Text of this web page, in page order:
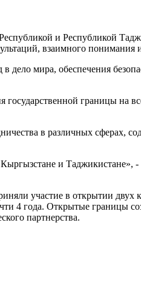
и Республикой
взаимного понимания
мира, обеспечения
государственной границы на
в различных сферах,
и Таджикистане»,
участие в открытии двух
4 года. Открытые границы
партнерства.